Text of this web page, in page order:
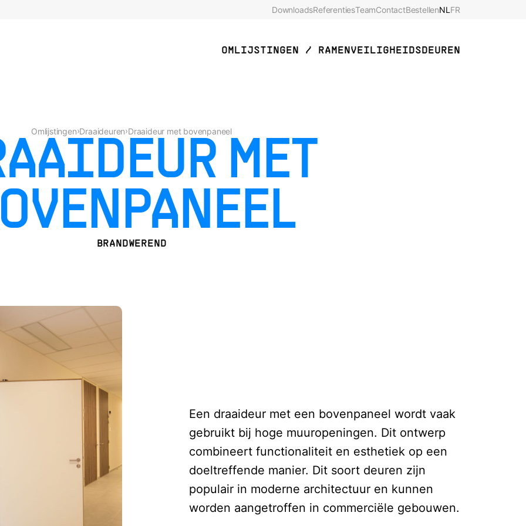
DownloadsReferentiesTeamContactBestellenNL FR
OMLIJSTINGEN / RAMEN VEILIGHEIDSDEUREN
Omlijstingen›Draaideuren›Draaideur met bovenpaneel
MET
BRANDWEREND
Een draaideur met een bovenpaneel wordt vaak
gebruikt bij hoge muuropeningen. Dit ontwerp
combineert functionaliteit en esthetiek op een
doeltreffende manier. Dit soort deuren zijn
populair in moderne architectuur en kunnen
worden aangetroffen in commerciële gebouwen.